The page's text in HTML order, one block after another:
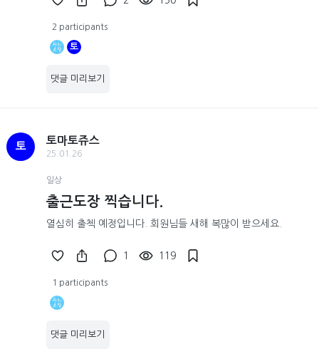
2 participants
토
댓글 미리보기
토
토마토쥬스
25.01.26
일상
출근도장 찍습니다.
열심히 출첵 예정입니다. 회원님들 새해 복많이 받으세요.
1 119
1 participants
댓글 미리보기